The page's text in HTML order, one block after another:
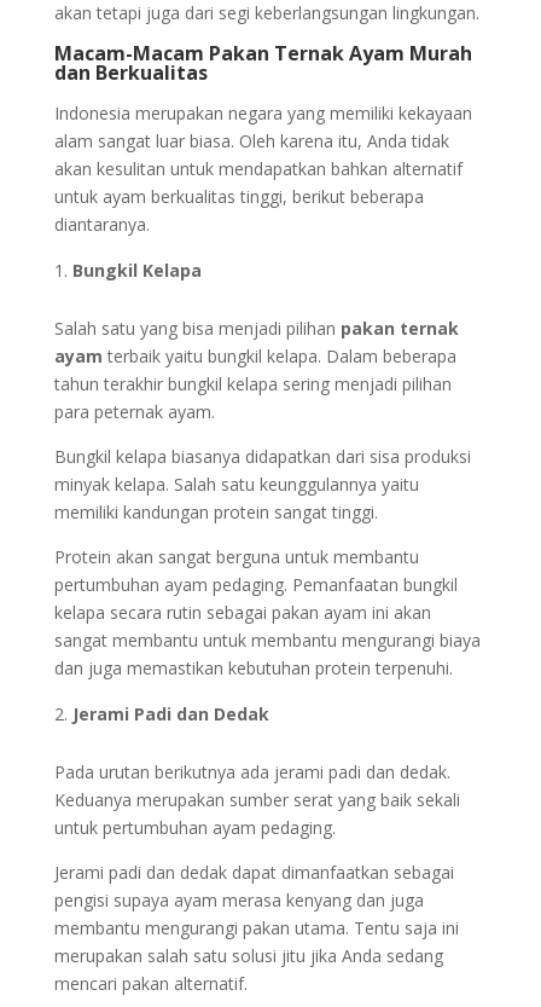
akan tetapi juga dari segi keberlangsungan lingkungan.
Macam-Macam Pakan Ternak Ayam Murah
dan Berkualitas
Indonesia merupakan negara yang memiliki kekayaan
alam sangat luar biasa. Oleh karena itu, Anda tidak
akan kesulitan untuk mendapatkan bahkan alternatif
untuk ayam berkualitas tinggi, berikut beberapa
diantaranya.
Bungkil Kelapa
Salah satu yang bisa menjadi pilihan pakan ternak
ayam terbaik yaitu bungkil kelapa. Dalam beberapa
tahun terakhir bungkil kelapa sering menjadi pilihan
para peternak ayam.
Bungkil kelapa biasanya didapatkan dari sisa produksi
minyak kelapa. Salah satu keunggulannya yaitu
memiliki kandungan protein sangat tinggi.
Protein akan sangat berguna untuk membantu
pertumbuhan ayam pedaging. Pemanfaatan bungkil
kelapa secara rutin sebagai pakan ayam ini akan
sangat membantu untuk membantu mengurangi biaya
dan juga memastikan kebutuhan protein terpenuhi.
Jerami Padi dan Dedak
Pada urutan berikutnya ada jerami padi dan dedak.
Keduanya merupakan sumber serat yang baik sekali
untuk pertumbuhan ayam pedaging.
Jerami padi dan dedak dapat dimanfaatkan sebagai
pengisi supaya ayam merasa kenyang dan juga
membantu mengurangi pakan utama. Tentu saja ini
merupakan salah satu solusi jitu jika Anda sedang
mencari pakan alternatif.